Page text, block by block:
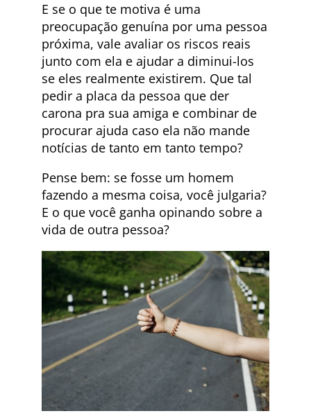
E se o que te motiva é uma
preocupação genuína por uma pessoa
próxima, vale avaliar os riscos reais
junto com ela e ajudar a diminui-los
se eles realmente existirem. Que tal
pedir a placa da pessoa que der
carona pra sua amiga e combinar de
procurar ajuda caso ela não mande
notícias de tanto em tanto tempo?
Pense bem: se fosse um homem
fazendo a mesma coisa, você julgaria?
E o que você ganha opinando sobre a
vida de outra pessoa?